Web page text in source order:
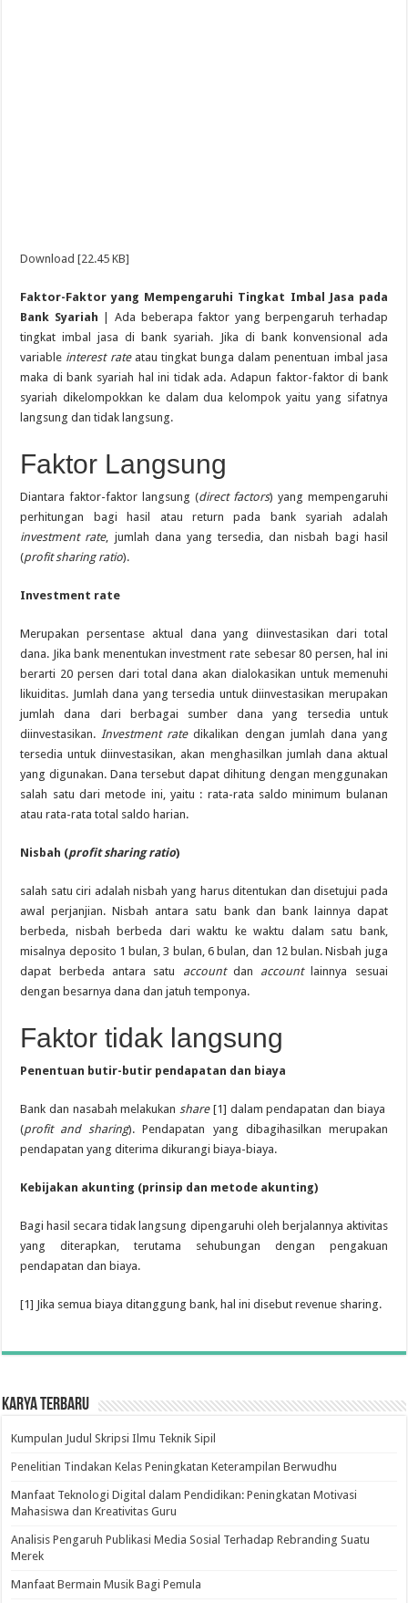
Download [22.45 KB]
Faktor-Faktor yang Mempengaruhi Tingkat Imbal Jasa pada
Bank Syariah | Ada beberapa faktor yang berpengaruh terhadap
tingkat imbal jasa di bank syariah. Jika di bank konvensional ada
variable interest rateatau tingkat bunga dalam penentuan imbal jasa
maka di bank syariah hal ini tidak ada. Adapun faktor-faktor di bank
syariah dikelompokkan ke dalam dua kelompok yaitu yang sifatnya
langsung dan tidak langsung.
Faktor Langsung
Diantara faktor-faktor langsung (direct factors) yang mempengaruhi
perhitungan bagi hasil atau return pada bank syariah adalah
investment rate, jumlah dana yang tersedia, dan nisbah bagi hasil
(profit sharing ratio).
Investment rate
Merupakan persentase aktual dana yang diinvestasikan dari total
dana. Jika bank menentukan investment rate sebesar 80 persen, hal ini
berarti 20 persen dari total dana akan dialokasikan untuk memenuhi
likuiditas. Jumlah dana yang tersedia untuk diinvestasikan merupakan
jumlah dana dari berbagai sumber dana yang tersedia untuk
diinvestasikan.Investment ratedikalikan dengan jumlah dana yang
tersedia untuk diinvestasikan, akan menghasilkan jumlah dana aktual
yang digunakan. Dana tersebut dapat dihitung dengan menggunakan
salah satu dari metode ini, yaitu : rata-rata saldo minimum bulanan
atau rata-rata total saldo harian.
Nisbah (profit sharing ratio)
salah satu ciri adalah nisbah yang harus ditentukan dan disetujui pada
awal perjanjian. Nisbah antara satu bank dan bank lainnya dapat
berbeda, nisbah berbeda dari waktu ke waktu dalam satu bank,
misalnya deposito 1 bulan, 3 bulan, 6 bulan, dan 12 bulan. Nisbah juga
dapat berbeda antara satu accountdan accountlainnya sesuai
dengan besarnya dana dan jatuh temponya.
Faktor tidak langsung
Penentuan butir-butir pendapatan dan biaya
Bank dan nasabah melakukanshare[1] dalam pendapatan dan biaya
(profit and sharing). Pendapatan yang dibagihasilkan merupakan
pendapatan yang diterima dikurangi biaya-biaya.
Kebijakan akunting (prinsip dan metode akunting)
Bagi hasil secara tidak langsung dipengaruhi oleh berjalannya aktivitas
yang diterapkan, terutama sehubungan dengan pengakuan
pendapatan dan biaya.
[1] Jika semua biaya ditanggung bank, hal ini disebut revenue sharing.
Karya Terbaru
Kumpulan Judul Skripsi Ilmu Teknik Sipil
Penelitian Tindakan Kelas Peningkatan Keterampilan Berwudhu
Manfaat Teknologi Digital dalam Pendidikan: Peningkatan Motivasi
Mahasiswa dan Kreativitas Guru
Analisis Pengaruh Publikasi Media Sosial Terhadap Rebranding Suatu
Merek
Manfaat Bermain Musik Bagi Pemula